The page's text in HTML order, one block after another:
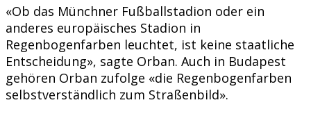
«Ob das Münchner Fußballstadion oder ein
anderes europäisches Stadion in
Regenbogenfarben leuchtet, ist keine staatliche
Entscheidung», sagte Orban. Auch in Budapest
gehören Orban zufolge «die Regenbogenfarben
selbstverständlich zum Straßenbild».